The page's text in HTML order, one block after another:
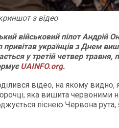
з відео
військовий пілот Андрій
привітав українців з Днем
у третій четвер травня,
UAINFO.org.
відео, на якому видно,
яка вишита червоними
піснею Червона